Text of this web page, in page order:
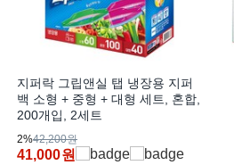
지퍼락 그립앤실 탭 냉장용 지퍼
백 소형 + 중형 + 대형 세트, 혼합,
200개입, 2세트
2%42,200원
41,000원